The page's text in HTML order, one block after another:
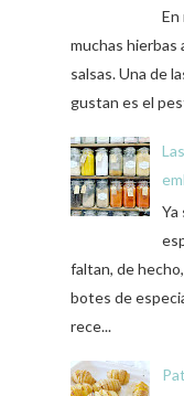
En
muchas hierbas
salsas. Una de
gustan es el
Ya
faltan, de
botes de
rece...